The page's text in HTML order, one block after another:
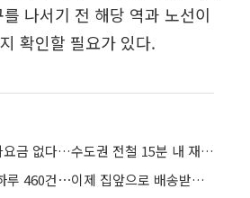
나서기 전 해당 역과 노선이
확인할 필요가 있다.
화장실 다녀와도 추가요금 없다…수도권 전철 15분 내 재승차 허용
서울 지하철 유실물 하루 460건⋯이제 집앞으로 배송받는다